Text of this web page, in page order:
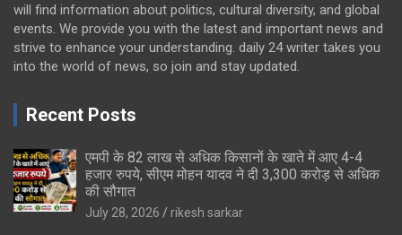
will find information about politics, cultural diversity, and global
events. We provide you with the latest and important news and
strive to enhance your understanding. daily 24 writer takes you
into the world of news, so join and stay updated.
Recent Posts
एमपी के 82 लाख से अधिक किसानों के खाते में आए 4-4
हजार रुपये, सीएम मोहन यादव ने दी 3,300 करोड़ से अधिक
की सौगात
July 28, 2026 rikesh sarkar